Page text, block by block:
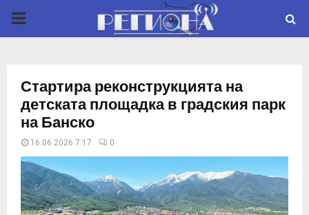
P
M
A
R
Стартира реконструкцията на
детската площадка в градския парк
на Банско
16.06.2026 7:17 0